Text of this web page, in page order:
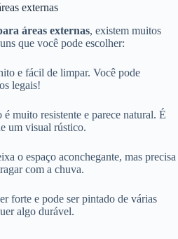
externas
áreas externas, existem muitos
que você pode escolher:
e fácil de limpar. Você pode
legais!
é muito resistente e parece natural. É
um visual rústico.
o espaço aconchegante, mas precisa
com a chuva.
forte e pode ser pintado de várias
algo durável.